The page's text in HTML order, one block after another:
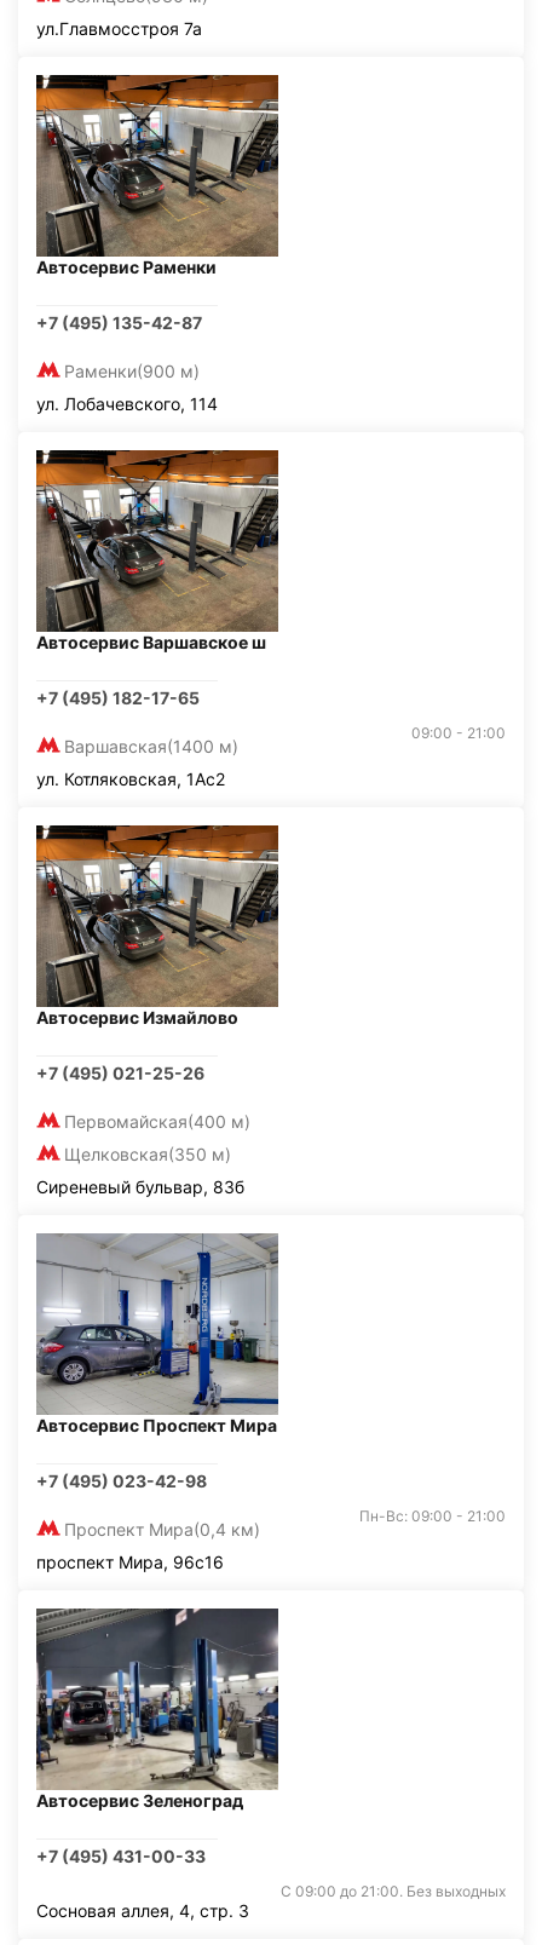
ул.Главмосстроя 7а
Автосервис Раменки
+7 (495) 135-42-87
Раменки(900 м)
ул. Лобачевского, 114
Автосервис Варшавское ш
+7 (495) 182-17-65
Варшавская(1400 м)
09:00 - 21:00
ул. Котляковская, 1Ас2
Автосервис Измайлово
+7 (495) 021-25-26
Первомайская(400 м)
Щелковская(350 м)
Сиреневый бульвар, 83б
Автосервис Проспект Мира
+7 (495) 023-42-98
Проспект Мира(0,4 км)
Пн-Вс: 09:00 - 21:00
проспект Мира, 96с16
Автосервис Зеленоград
+7 (495) 431-00-33
С 09:00 до 21:00. Без выходных
Сосновая аллея, 4, стр. 3